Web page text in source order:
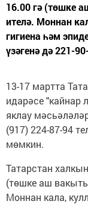
16.00 гә (төшке
ителә. Моннан
гигиена һәм
үзәгенә дә 221-
13-17 мартта
идарәсе "кайнар
яклау
(917) 224-87-94
мөмкин.
Татарстан
(төшке аш
Моннан кала,